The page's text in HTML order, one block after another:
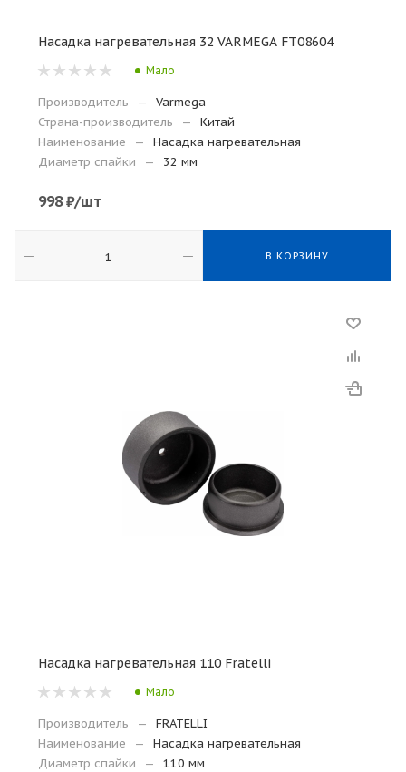
Насадка нагревательная 32 VARMEGA FT08604
Мало
Производитель —
Varmega
Страна-производитель
—
Китай
Наименование
—
Насадка нагревательная
Диаметр спайки
— 32 мм
998₽/шт
В КОРЗИНУ
Насадка нагревательная 110 Fratelli
Мало
Производитель —
FRATELLI
Наименование
—
Насадка нагревательная
Диаметр спайки
— 110 мм